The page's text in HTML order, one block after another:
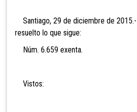
Santiago, 29 de diciembre de
resuelto lo que sigue:
Núm. 6.659 exenta.
Vistos: